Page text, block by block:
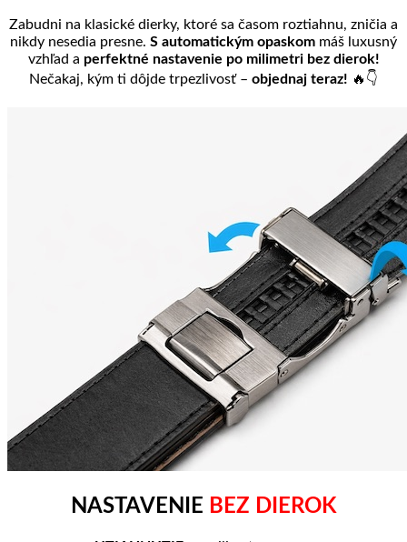
Zabudni na klasické dierky, ktoré sa časom roztiahnu, zničia a
nikdy nesedia presne. S automatickým opaskom máš luxusný
vzhľad a perfektné nastavenie po milimetri bez dierok!
Nečakaj, kým ti dôjde trpezlivosť – objednaj teraz! 🔥👇
NASTAVENIE BEZ DIEROK